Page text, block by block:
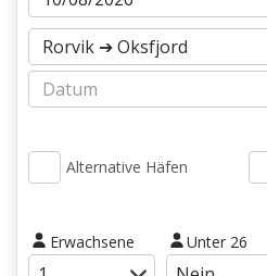
Alternative Häfen
Erwachsene Unter 26